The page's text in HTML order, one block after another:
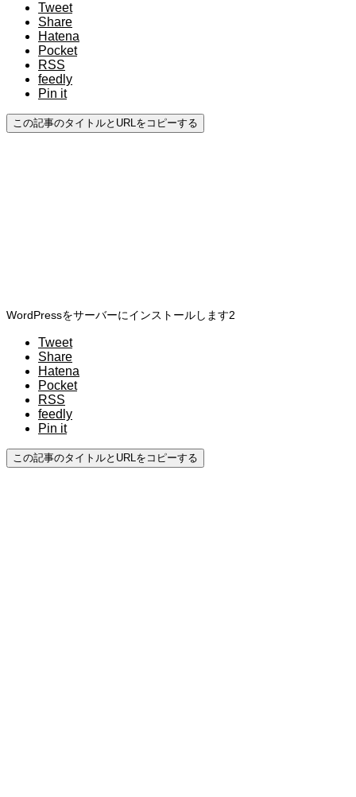
Tweet
Share
Hatena
Pocket
RSS
feedly
Pin it
この記事のタイトルとURLをコピーする
WordPressをサーバーにインストールします2
Tweet
Share
Hatena
Pocket
RSS
feedly
Pin it
この記事のタイトルとURLをコピーする